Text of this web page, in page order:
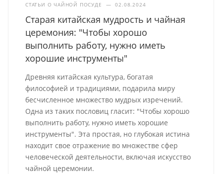
СТАТЬИ О ЧАЙНОЙ ПОСУДЕ — 02.08.2024
Старая китайская мудрость и чайная
церемония: "Чтобы хорошо
выполнить работу, нужно иметь
хорошие инструменты"
Древняя китайская культура, богатая
философией и традициями, подарила миру
бесчисленное множество мудрых изречений.
Одна из таких пословиц гласит: "Чтобы хорошо
выполнить работу, нужно иметь хорошие
инструменты". Эта простая, но глубокая истина
находит свое отражение во множестве сфер
человеческой деятельности, включая искусство
чайной церемонии.